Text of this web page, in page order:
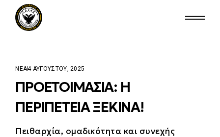
ΝΈΑ4 ΑΥΓΟΎΣΤΟΥ, 2025
ΠΡΟΕΤΟΙΜΑΣΊΑ: Η
ΠΕΡΙΠΈΤΕΙΑ ΞΕΚΙΝΆ!
Πειθαρχία, ομαδικότητα και συνεχής